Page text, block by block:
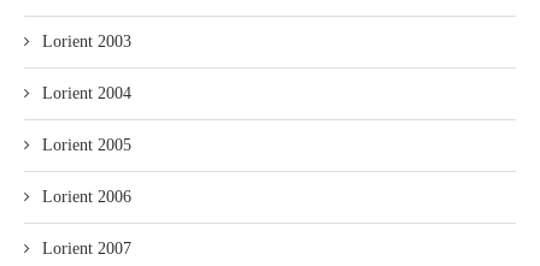
Lorient 2003
Lorient 2004
Lorient 2005
Lorient 2006
Lorient 2007